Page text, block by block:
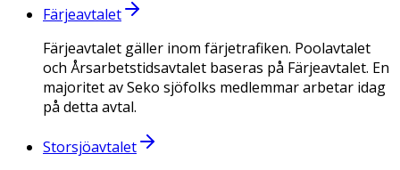
Färjeavtalet
Färjeavtalet gäller inom färjetrafiken. Poolavtalet
och Årsarbetstidsavtalet baseras på Färjeavtalet. En
majoritet av Seko sjöfolks medlemmar arbetar idag
på detta avtal.
Storsjöavtalet